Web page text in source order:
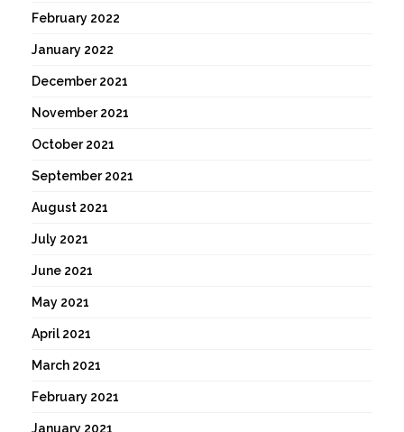
February 2022
January 2022
December 2021
November 2021
October 2021
September 2021
August 2021
July 2021
June 2021
May 2021
April 2021
March 2021
February 2021
January 2021